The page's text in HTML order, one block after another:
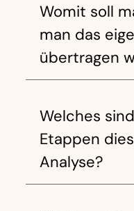
Womit soll
man das
übertragen
Welches
Etappen
Analyse?